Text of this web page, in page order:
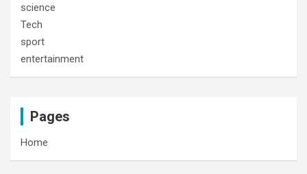
science
Tech
sport
entertainment
Pages
Home